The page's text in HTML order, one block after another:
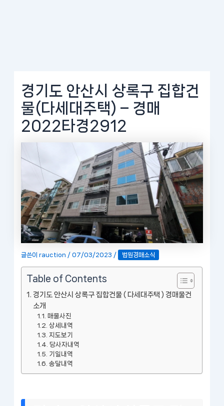
경기도 안산시 상록구 집합건
물(다세대주택) – 경매
2022타경2912
글쓴이rauction /07/03/2023 / 법원경매소식
Table of Contents
경기도 안산시 상록구 집합건물 ( 다세대주택 ) 경매물건
소개
매물사진
상세내역
지도보기
당사자내역
기일내역
송달내역